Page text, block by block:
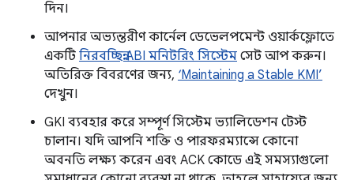
দিন।
আপনার অভ্যন্তরীণ কার্নেল ডেভেলপমেন্ট ওয়ার্কফ্লোতে
একটি নিরবচ্ছিন্ন ABI মনিটরিং সিস্টেম সেট আপ করুন।
অতিরিক্ত বিবরণের জন্য, ‘Maintaining a Stable KMI’
দেখুন।
GKI ব্যবহার করে সম্পূর্ণ সিস্টেম ভ্যালিডেশন টেস্ট
চালান। যদি আপনি শক্তি ও পারফরম্যান্সে কোনো
অবনতি লক্ষ্য করেন এবং ACK কোডে এই সমস্যাগুলো